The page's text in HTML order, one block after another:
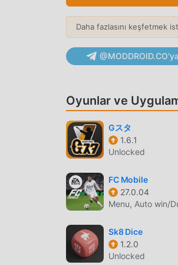
Geleneksel sports
ve karakterleri Flip Dunk
oyunun ekran deneyimi
EŞSIZ MOD
Geleneksel sports
zaman harcamasını
enerjinizin çoğunu
kolayca yardımcı olabilir,
Moddroid uygulamasını
ücretsiz mod sürümünü
Daha fazlasını keşfetmek
Oyunlar ve
Gスタ
1.6.1
Unlocked
FC Mobile
27.0.04
Menu, Auto win/
Sk8 Dice
1.2.0
Unlocked